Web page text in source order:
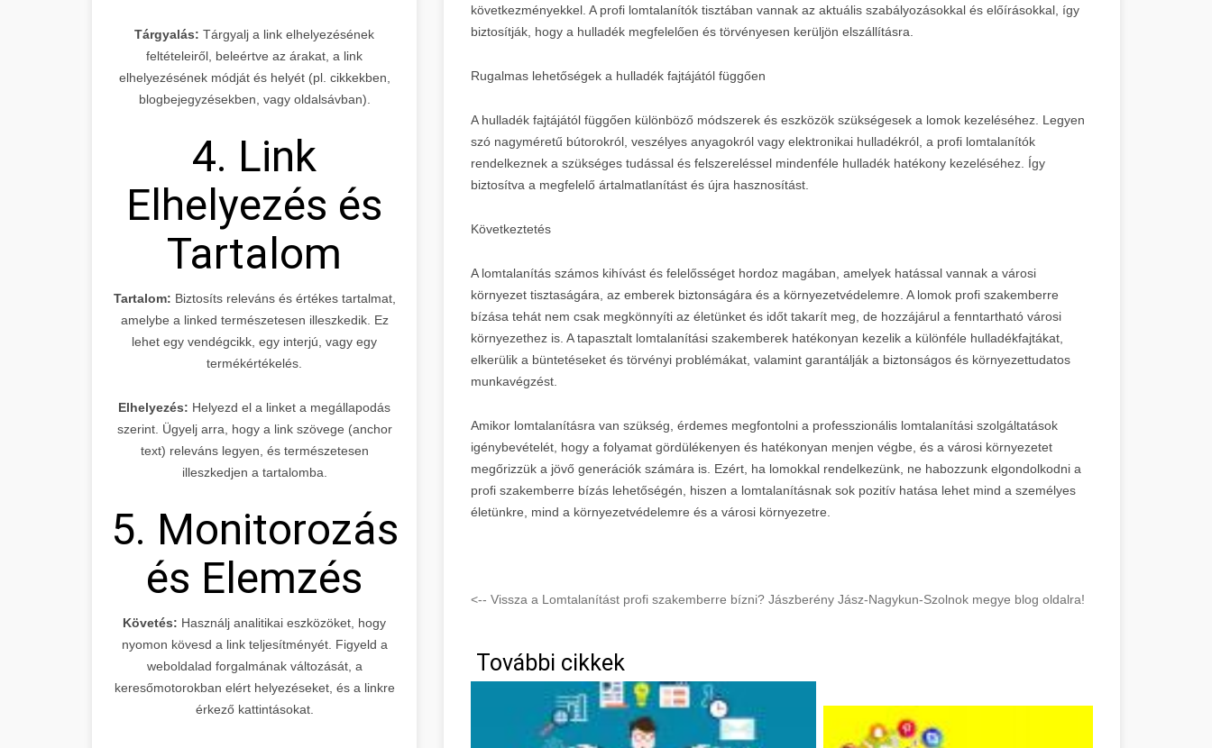
Tárgyalás: Tárgyalj a link elhelyezésének
feltételeiről, beleértve az árakat, a link
elhelyezésének módját és helyét (pl. cikkekben,
blogbejegyzésekben, vagy oldalsávban).
4. Link
Elhelyezés és
Tartalom
Tartalom: Biztosíts releváns és értékes tartalmat,
amelybe a linked természetesen illeszkedik. Ez
lehet egy vendégcikk, egy interjú, vagy egy
termékértékelés.
Elhelyezés: Helyezd el a linket a megállapodás
szerint. Ügyelj arra, hogy a link szövege (anchor
text) releváns legyen, és természetesen
illeszkedjen a tartalomba.
5. Monitorozás
és Elemzés
Követés: Használj analitikai eszközöket, hogy
nyomon kövesd a link teljesítményét. Figyeld a
weboldalad forgalmának változását, a
keresőmotorokban elért helyezéseket, és a linkre
érkező kattintásokat.
következményekkel. A profi lomtalanítók tisztában vannak az aktuális szabályozásokkal és előírásokkal, így
biztosítják, hogy a hulladék megfelelően és törvényesen kerüljön elszállításra.
Rugalmas lehetőségek a hulladék fajtájától függően
A hulladék fajtájától függően különböző módszerek és eszközök szükségesek a lomok kezeléséhez. Legyen
szó nagyméretű bútorokról, veszélyes anyagokról vagy elektronikai hulladékról, a profi lomtalanítók
rendelkeznek a szükséges tudással és felszereléssel mindenféle hulladék hatékony kezeléséhez. Így
biztosítva a megfelelő ártalmatlanítást és újra hasznosítást.
Következtetés
A lomtalanítás számos kihívást és felelősséget hordoz magában, amelyek hatással vannak a városi
környezet tisztaságára, az emberek biztonságára és a környezetvédelemre. A lomok profi szakemberre
bízása tehát nem csak megkönnyíti az életünket és időt takarít meg, de hozzájárul a fenntartható városi
környezethez is. A tapasztalt lomtalanítási szakemberek hatékonyan kezelik a különféle hulladékfajtákat,
elkerülik a büntetéseket és törvényi problémákat, valamint garantálják a biztonságos és környezettudatos
munkavégzést.
Amikor lomtalanításra van szükség, érdemes megfontolni a professzionális lomtalanítási szolgáltatások
igénybevételét, hogy a folyamat gördülékenyen és hatékonyan menjen végbe, és a városi környezetet
megőrizzük a jövő generációk számára is. Ezért, ha lomokkal rendelkezünk, ne habozzunk elgondolkodni a
profi szakemberre bízás lehetőségén, hiszen a lomtalanításnak sok pozitív hatása lehet mind a személyes
életünkre, mind a környezetvédelemre és a városi környezetre.
<-- Vissza a Lomtalanítást profi szakemberre bízni? Jászberény Jász-Nagykun-Szolnok megye blog oldalra!
További cikkek